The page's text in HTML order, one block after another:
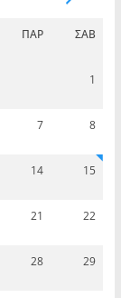
ΠΑΡ ΣΆΒ
1
7 8
14 15
21 22
28 29